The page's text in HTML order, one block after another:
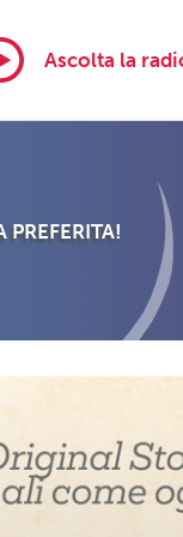
Ascolta la
PREFERITA!